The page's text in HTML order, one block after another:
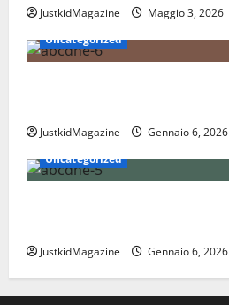
JustkidMagazine
Maggio 3, 2026
Uncategorized
JustkidMagazine
Gennaio 6, 2026
Uncategorized
JustkidMagazine Gennaio 6, 2026